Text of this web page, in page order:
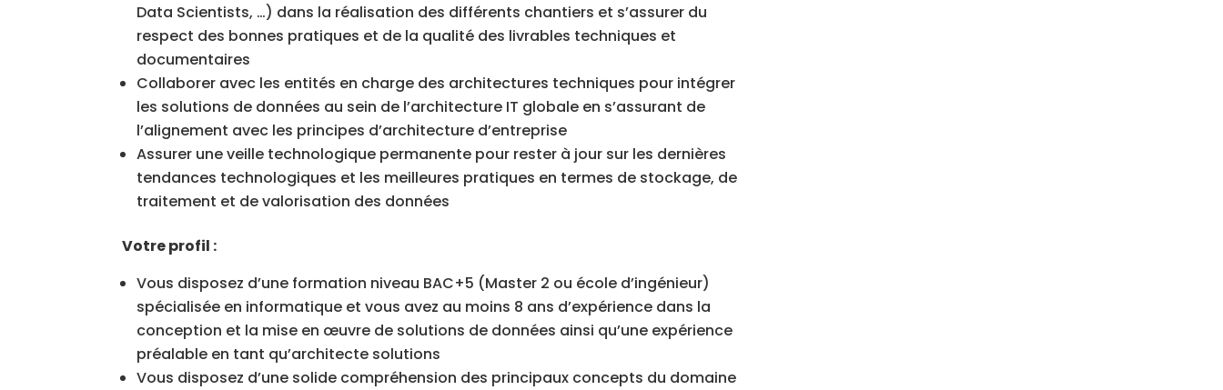
Data Scientists, …) dans la réalisation des différents chantiers et s’assurer du
respect des bonnes pratiques et de la qualité des livrables techniques et
documentaires
Collaborer avec les entités en charge des architectures techniques pour intégrer
les solutions de données au sein de l’architecture IT globale en s’assurant de
l’alignement avec les principes d’architecture d’entreprise
Assurer une veille technologique permanente pour rester à jour sur les dernières
tendances technologiques et les meilleures pratiques en termes de stockage, de
traitement et de valorisation des données
Votre profil :
Vous disposez d’une formation niveau BAC+5 (Master 2 ou école d’ingénieur)
spécialisée en informatique et vous avez au moins 8 ans d’expérience dans la
conception et la mise en œuvre de solutions de données ainsi qu’une expérience
préalable en tant qu’architecte solutions
Vous disposez d’une solide compréhension des principaux concepts du domaine